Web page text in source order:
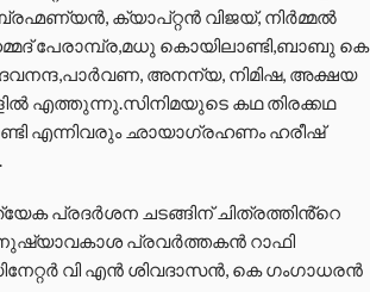
ക്യാപ്റ്റൻ വിജയ്, നിർമ്മൽ
പേരാമ്പ്ര,മധു കൊയിലാണ്ടി,ബാബു കെ
അനന്യ, നിമിഷ, അക്ഷയ
എത്തുന്നു.സിനിമയുടെ കഥ തിരക്കഥ
എന്നിവരും ഛായാഗ്രഹണം ഹരീഷ്
പ്രദർശന ചടങ്ങിന് ചിത്രത്തിൻ്റെ
പ്രവർത്തകൻ റാഫി
വി എൻ ശിവദാസൻ, കെ ഗംഗാധരൻ